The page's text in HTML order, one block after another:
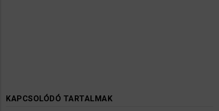
KAPCSOLÓDÓ TARTALMAK